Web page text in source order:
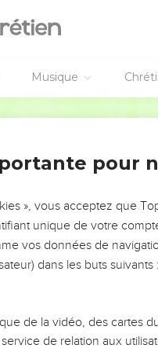
Musique
en partie, mon désir d'être
organiser une
Juifs ont eu part aux
ces dons, je partirai pour
bénédiction de
Christ et par l'amour
que l’aide que j'apporte
pour
», vous acceptez que
unique de votre
vos données de
dans les buts suivants :
de la vidéo, des cartes
de relation aux